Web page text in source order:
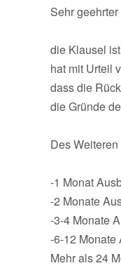
Sehr
die Klausel
hat mit Urteil
dass die
die Gründe
Des
-1 Monat
-2 Monate
-3-4 Monate
-6-12 Monate
Mehr als 24